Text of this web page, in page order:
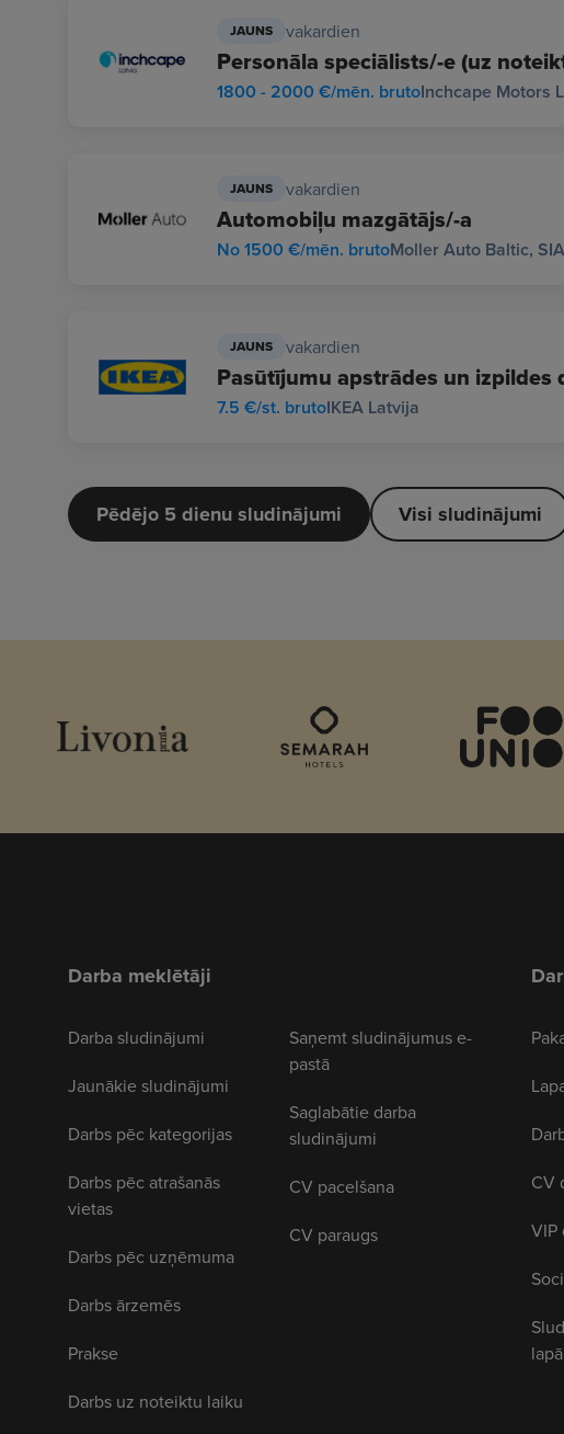
JAUNS vakardien
Personāla speciālists/-e (uz
Inchcape Motors
1800 - 2000 €/mēn. bruto
JAUNS vakardien
Automobiļu mazgātājs/-a
Moller Auto Baltic, SIA
No 1500 €/mēn. bruto
JAUNS vakardien
Pasūtījumu apstrādes un izpildes
IKEA Latvija
7.5 €/st. bruto
Pēdējo 5 dienu sludinājumi Visi sludinājumi
Darba meklētāji
Darba sludinājumi
Jaunākie sludinājumi
Darbs pēc kategorijas
Darbs pēc atrašanās
vietas
Darbs pēc uzņēmuma
Darbs ārzemēs
Prakse
Darbs uz noteiktu laiku
Saņemt sludinājumus e-
pastā
Saglabātie darba
sludinājumi
CV pacelšana
CV paraugs
CV
VIP
lapā